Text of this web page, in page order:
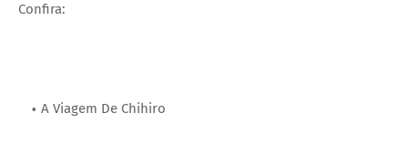
Confira:
A Viagem De Chihiro